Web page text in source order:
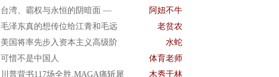
台湾、霸权与永恒的阴暗面 — 阿妞不牛
毛泽东真的想传位给江青和毛远 老贫农
美国将率先步入资本主义高级阶 水蛇
可惜不是中国人 体育老师
川普背书117场全胜.MAGA痛斩犀 木秀于林